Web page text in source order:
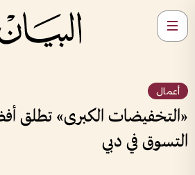
أعمال
«التخفيضات الكبرى» تطلق
التسوق في دبي